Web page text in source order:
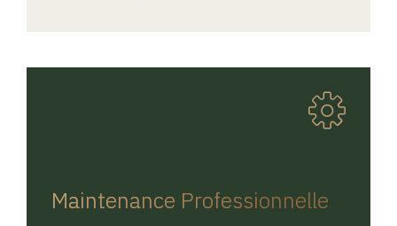
Maintenance Professionnelle